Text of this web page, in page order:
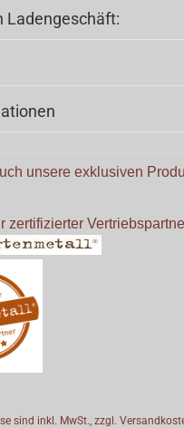
Ladengeschäft:
unsere exklusiven
zertifizierter
sind inkl. MwSt., zzgl.